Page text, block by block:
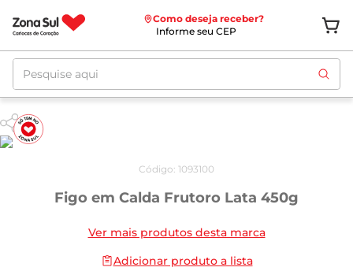
Como deseja receber?
Informe seu CEP
Pesquise aqui
Código: 1093100
Figo em Calda Frutoro Lata 450g
Ver mais produtos desta marca
Adicionar produto a lista